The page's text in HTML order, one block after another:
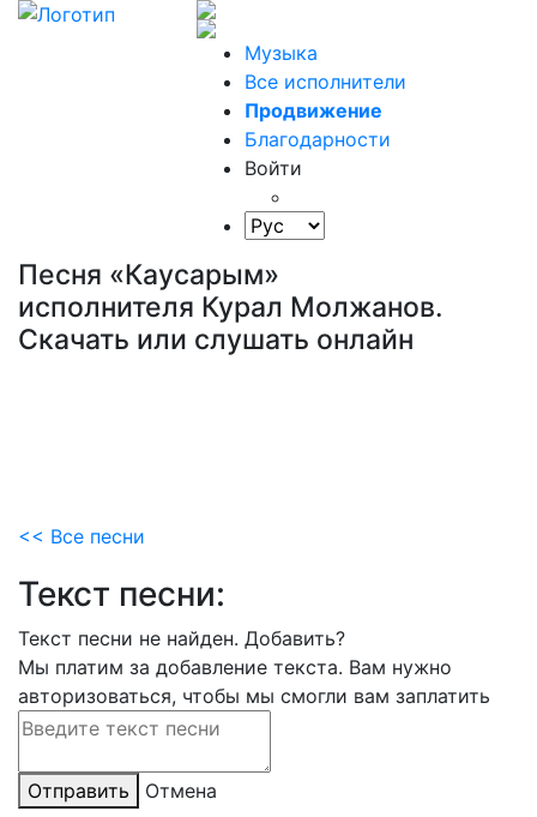
Музыка
Все исполнители
Продвижение
Благодарности
Войти
Песня «Каусарым»
исполнителя Курал Молжанов.
Скачать или слушать онлайн
<< Все песни
Текст песни:
Текст песни не найден. Добавить?
Мы платим за добавление текста. Вам нужно
авторизоваться, чтобы мы смогли вам заплатить
Отправить Отмена